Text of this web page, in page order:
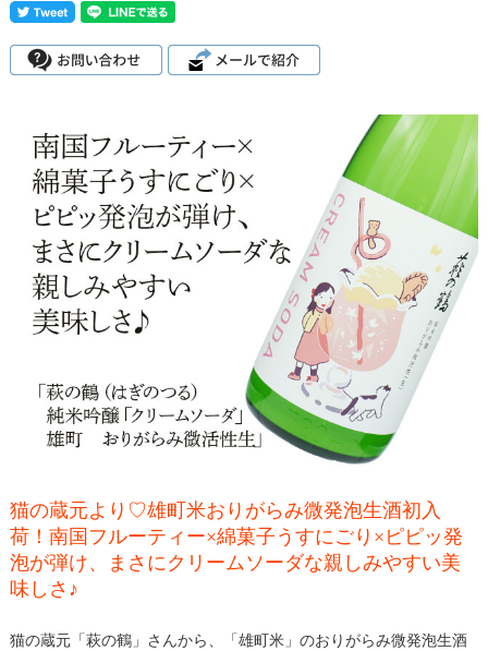
猫の蔵元より♡雄町米おりがらみ微発泡生酒初入
荷！南国フルーティー×綿菓子うすにごり×ピピッ発
泡が弾け、まさにクリームソーダな親しみやすい美
味しさ♪
猫の蔵元「萩の鶴」さんから、「雄町米」のおりがらみ微発泡生酒